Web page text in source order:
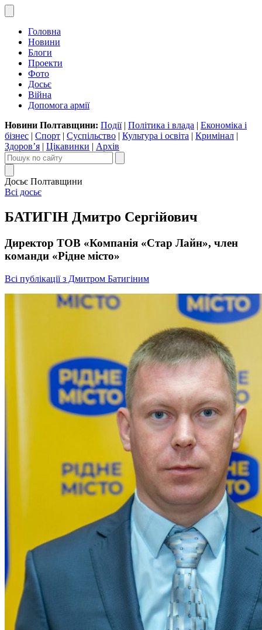
Головна
Новини
Блоги
Проекти
Фото
Досьє
Війна
Допомога армії
Новини Полтавщини: Події| Політика і влада | Економіка і
бізнес | Спорт | Суспільство | Культура і освіта | Кримінал |
Здоров’я | Цікавинки | Архів
Досьє Полтавщини
Всі досьє
БАТИГІН Дмитро Сергійович
Директор ТОВ «Компанія «Стар Лайн», член
команди «Рідне місто»
Всі публікації з Дмитром Батигіним